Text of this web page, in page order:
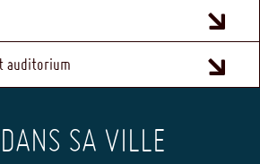
auditorium
SA VILLE